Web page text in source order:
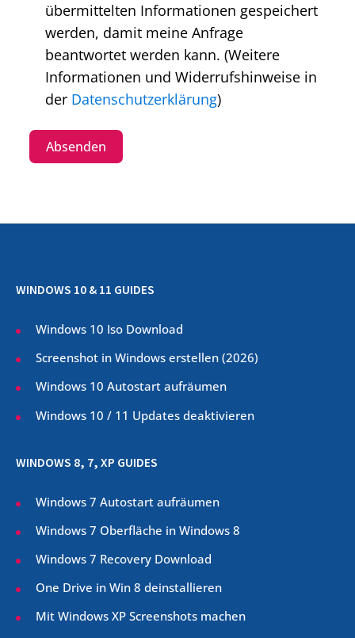
übermittelten Informationen gespeichert
werden, damit meine Anfrage
beantwortet werden kann. (Weitere
Informationen und Widerrufshinweise in
der Datenschutzerklärung)
Absenden
WINDOWS 10 & 11 GUIDES
Windows 10 Iso Download
Screenshot in Windows erstellen (2026)
Windows 10 Autostart aufräumen
Windows 10 / 11 Updates deaktivieren
WINDOWS 8, 7, XP GUIDES
Windows 7 Autostart aufräumen
Windows 7 Oberfläche in Windows 8
Windows 7 Recovery Download
One Drive in Win 8 deinstallieren
Mit Windows XP Screenshots machen